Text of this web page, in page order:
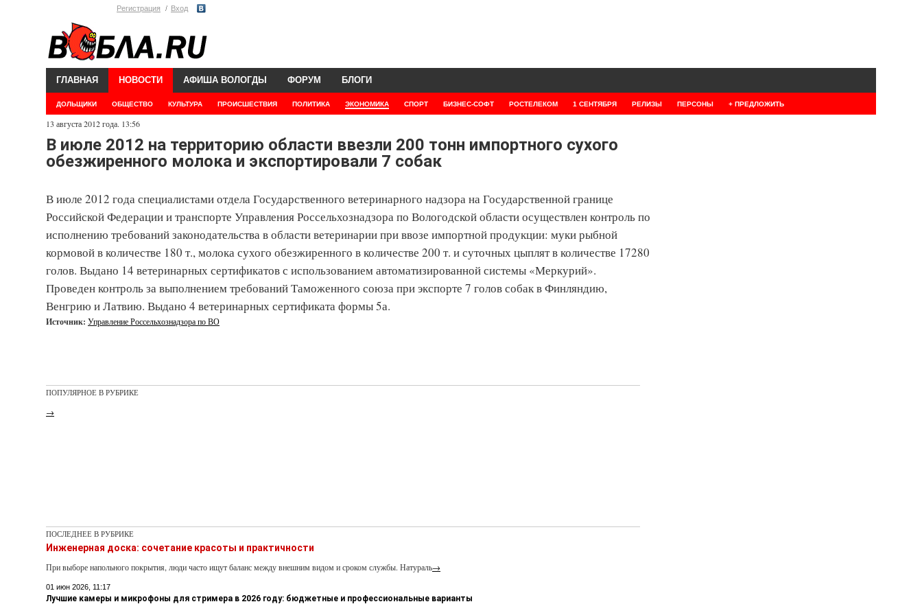
Регистрация Вход
ГЛАВНАЯ НОВОСТИ
ДОЛЬЩИКИ ОБЩЕСТВО КУЛЬТУРА ПРОИСШЕСТВИЯ ПОЛИТИКА ЭКОНОМИКА СПОРТ БИЗНЕС-СОФТ РОСТЕЛЕКОМ 1 СЕНТЯБРЯ РЕЛИЗЫ ПЕРСОНЫ + ПРЕДЛОЖИТЬ
АФИША ВОЛОГДЫ ФОРУМ БЛОГИ
13 августа 2012 года. 13:56
В июле 2012 на территорию области ввезли 200 тонн импортного сухого
обезжиренного молока и экспортировали 7 собак
В июле 2012 года специалистами отдела Государственного ветеринарного надзора на Государственной границе
Российской Федерации и транспорте Управления Россельхознадзора по Вологодской области осуществлен контроль по
исполнению требований законодательства в области ветеринарии при ввозе импортной продукции: муки рыбной
кормовой в количестве 180 т., молока сухого обезжиренного в количестве 200 т. и суточных цыплят в количестве 17280
голов. Выдано 14 ветеринарных сертификатов с использованием автоматизированной системы «Меркурий».
Проведен контроль за выполнением требований Таможенного союза при экспорте 7 голов собак в Финляндию,
Венгрию и Латвию. Выдано 4 ветеринарных сертификата формы 5а.
Источник: Управление Россельхознадзора по ВО
ПОПУЛЯРНОЕ В РУБРИКЕ
→
ПОСЛЕДНЕЕ В РУБРИКЕ
Инженерная доска: сочетание красоты и практичности
При выборе напольного покрытия, люди часто ищут баланс между внешним видом и сроком службы. Натураль→
01 июн 2026, 11:17
Лучшие камеры и микрофоны для стримера в 2026 году: бюджетные и профессиональные варианты